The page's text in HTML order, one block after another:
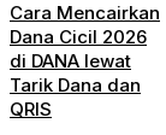
Cara Mencairkan
Dana Cicil 2026
di DANA lewat
Tarik Dana dan
QRIS